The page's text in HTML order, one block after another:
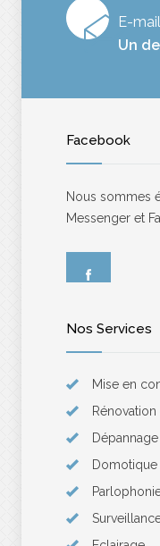
E-
Un
Facebook
Nous sommes
Messenger et
Nos Services
Mise en
Dépannage
Domotique